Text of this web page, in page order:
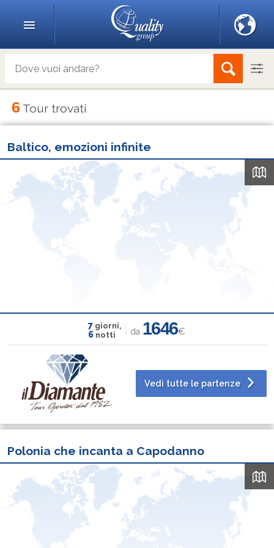
6 Tour trovati
Baltico, emozioni infinite
7 giorni,
6 notti da 1646€
Vedi tutte le partenze
Polonia che incanta a Capodanno